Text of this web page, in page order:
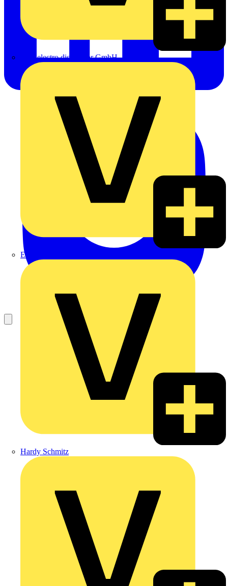
eldis electro distributor GmbH
Emil Löffelhardt GmbH & Co. KG
Hardy Schmitz